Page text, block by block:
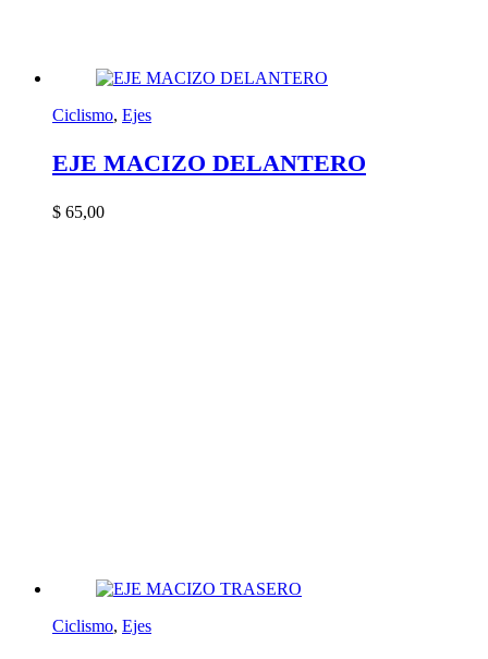
Ciclismo, Ejes
EJE MACIZO DELANTERO
$ 65,00
Ciclismo, Ejes